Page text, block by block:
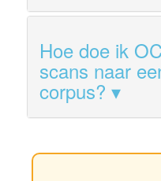
Hoe doe ik
scans naar
corpus?